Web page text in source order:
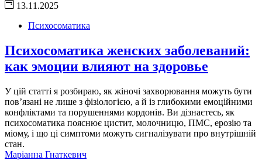
13.11.2025
Психосоматика
Психосоматика женских заболеваний:
как эмоции влияют на здоровье
У цій статті я розбираю, як жіночі захворювання можуть бути
пов’язані не лише з фізіологією, а й із глибокими емоційними
конфліктами та порушеннями кордонів. Ви дізнаєтесь, як
психосоматика пояснює цистит, молочницю, ПМС, ерозію та
міому, і що ці симптоми можуть сигналізувати про внутрішній
стан.
Маріанна Гнаткевич